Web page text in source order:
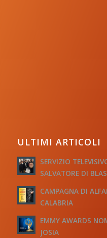
ULTIMI ARTICOLI
SERVIZIO
SALVATORE DI
CAMPAGNA DI
CALABRIA
EMMY AWARDS
JOSIA